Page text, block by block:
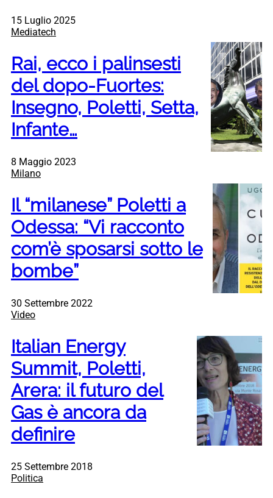
15 Luglio 2025
Mediatech
Rai, ecco i palinsesti
del dopo-Fuortes:
Insegno, Poletti, Setta,
Infante…
8 Maggio 2023
Milano
Il “milanese” Poletti a
Odessa: “Vi racconto
com’è sposarsi sotto le
bombe”
30 Settembre 2022
Video
Italian Energy
Summit, Poletti,
Arera: il futuro del
Gas è ancora da
definire
25 Settembre 2018
Politica